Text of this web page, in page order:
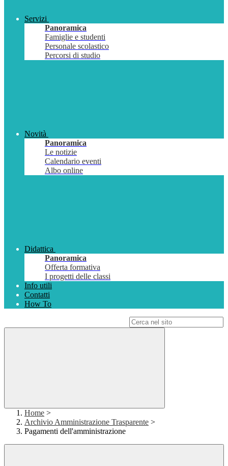
Servizi
Panoramica
Famiglie e studenti
Personale scolastico
Percorsi di studio
Novità
Panoramica
Le notizie
Calendario eventi
Albo online
Didattica
Panoramica
Offerta formativa
I progetti delle classi
Info utili
Contatti
How To
Home >
Archivio Amministrazione Trasparente >
Pagamenti dell'amministrazione